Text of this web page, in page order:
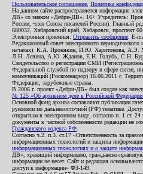
Пользовательское соглашение Политика
На данном сайте распространяется информация
ДВ» со знаком «Дебри-ДВ». 16+ Учредитель:
России, член Союза писателей России). Главный
680032, Хабаровский край, Хабаровск, проспект
Электронная приемная: Отправить сообщение . E-
Редакционный совет электронного
началах): К.А. Пронякин, И.Ю. Харитонова,
Л.Н. Левина, А.Ю. Жданов, Е.Н. Голубь, С.Н.
Свидетельство о регистрации СМИ
Федеральной службой по надзору в сфере связи,
коммуникаций (Роскомнадзор) 16.06.2011 г.
Федерация, зарубежные страны.
В 2006 г. проект «Дебри-ДВ» был создан как
№ 125 «Об архивном деле в Российской
Основной фонд архива составляют публикации
рукописи по дальневосточной (РФ) тематике.
открытым в электронном виде, согласно п. 1 ст.
документы к частной собственности редакции не
Гражданского кодекса РФ
Согласно ч.2. п.3. ст.17 «Ответственность за
информационных технологий и защиты
информационных технологиях и о защите
ДВ», хранящий информацию, гражданско-правовую
информации не несет. Сайт и редакция
доступ к информации» ФЗ-149.